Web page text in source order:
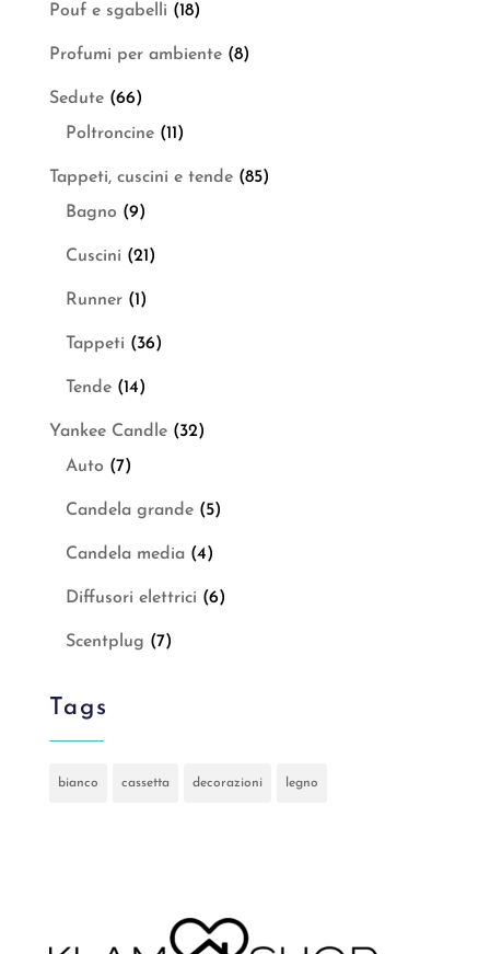
Pouf e sgabelli (18)
Profumi per ambiente (8)
Sedute (66)
Poltroncine (11)
Tappeti, cuscini e tende (85)
Bagno (9)
Cuscini (21)
Runner (1)
Tappeti (36)
Tende (14)
Yankee Candle (32)
Auto (7)
Candela grande (5)
Candela media (4)
Diffusori elettrici (6)
Scentplug (7)
Tags
bianco cassetta decorazioni legno